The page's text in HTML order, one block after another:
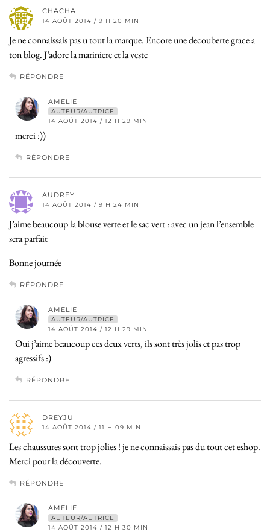
CHACHA
14 AOÛT 2014 / 9 H 20 MIN
Je ne connaissais pas u tout la marque. Encore une decouberte grace a
ton blog. J’adore la mariniere et la veste
RÉPONDRE
AMELIE
AUTEUR/AUTRICE
14 AOÛT 2014 / 12 H 29 MIN
merci :))
RÉPONDRE
AUDREY
14 AOÛT 2014 / 9 H 24 MIN
J’aime beaucoup la blouse verte et le sac vert : avec un jean l’ensemble
sera parfait
Bonne journée
RÉPONDRE
AMELIE
AUTEUR/AUTRICE
14 AOÛT 2014 / 12 H 29 MIN
Oui j’aime beaucoup ces deux verts, ils sont très jolis et pas trop
agressifs :)
RÉPONDRE
DREYJU
14 AOÛT 2014 / 11 H 09 MIN
Les chaussures sont trop jolies ! je ne connaissais pas du tout cet eshop.
Merci pour la découverte.
RÉPONDRE
AMELIE
AUTEUR/AUTRICE
14 AOÛT 2014 / 12 H 30 MIN